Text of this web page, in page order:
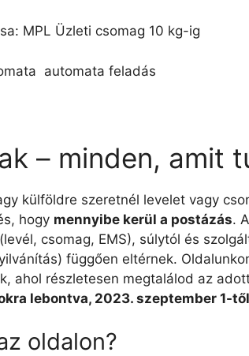
MPL Üzleti csomag 10 kg-ig
 automata feladás
– minden, amit
külföldre szeretnél levelet vagy
hogy mennyibe kerül a postázás.
csomag, EMS), súlytól és
függően eltérnek.
ahol részletesen megtalálod az
lebontva, 2023. szeptember 1-
oldalon?